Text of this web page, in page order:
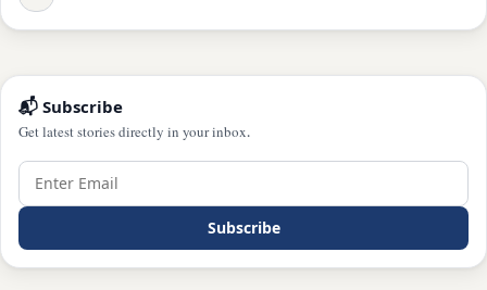
📬 Subscribe
Get latest stories directly in your inbox.
Subscribe